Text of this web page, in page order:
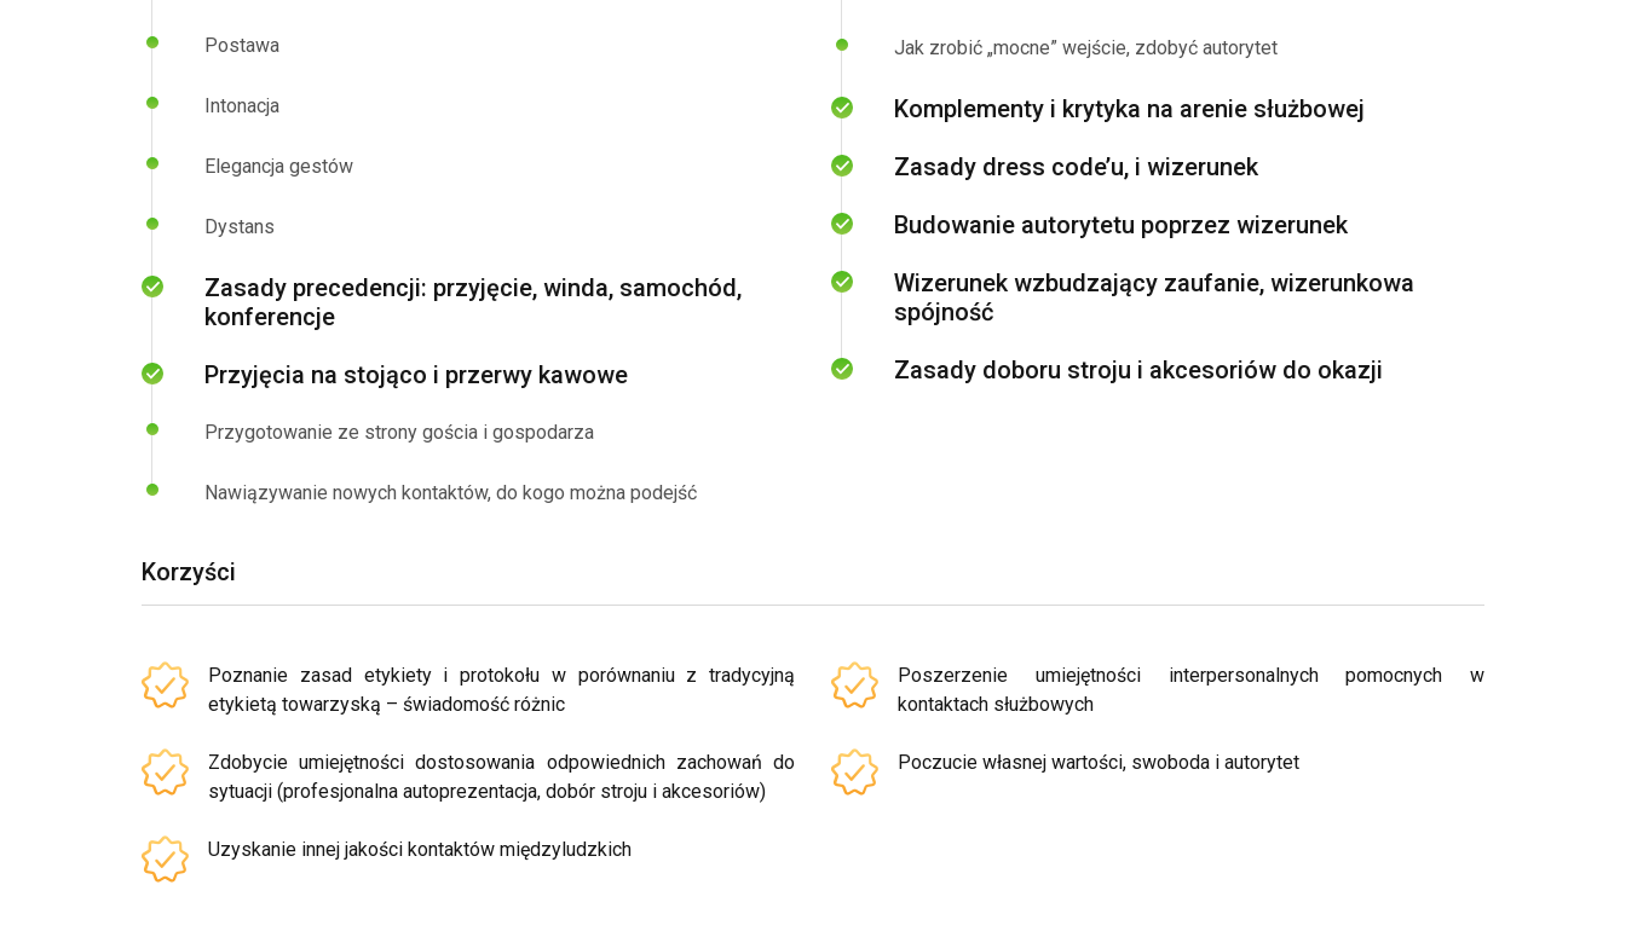
Postawa
Intonacja
Elegancja gestów
Dystans
Zasady precedencji: przyjęcie, winda, samochód,
konferencje
Przyjęcia na stojąco i przerwy kawowe
Przygotowanie ze strony gościa i gospodarza
Nawiązywanie nowych kontaktów, do kogo można podejść
Jak zrobić „mocne” wejście, zdobyć autorytet
Komplementy i krytyka na arenie służbowej
Zasady dress code’u, i wizerunek
Budowanie autorytetu poprzez wizerunek
Wizerunek wzbudzający zaufanie, wizerunkowa
spójność
Zasady doboru stroju i akcesoriów do okazji
Korzyści
Poznanie zasad etykiety i protokołu w porównaniu z tradycyjną
etykietą towarzyską – świadomość różnic
Poszerzenie umiejętności interpersonalnych pomocnych w
kontaktach służbowych
Zdobycie umiejętności dostosowania odpowiednich zachowań do
sytuacji (profesjonalna autoprezentacja, dobór stroju i akcesoriów)
Poczucie własnej wartości, swoboda i autorytet
Uzyskanie innej jakości kontaktów międzyludzkich